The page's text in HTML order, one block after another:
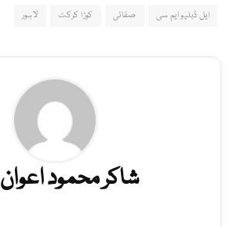
ایل ڈبلیو ایم سی صفائی کوڑا کرکٹ لاہور
شاکر محمود اعوان